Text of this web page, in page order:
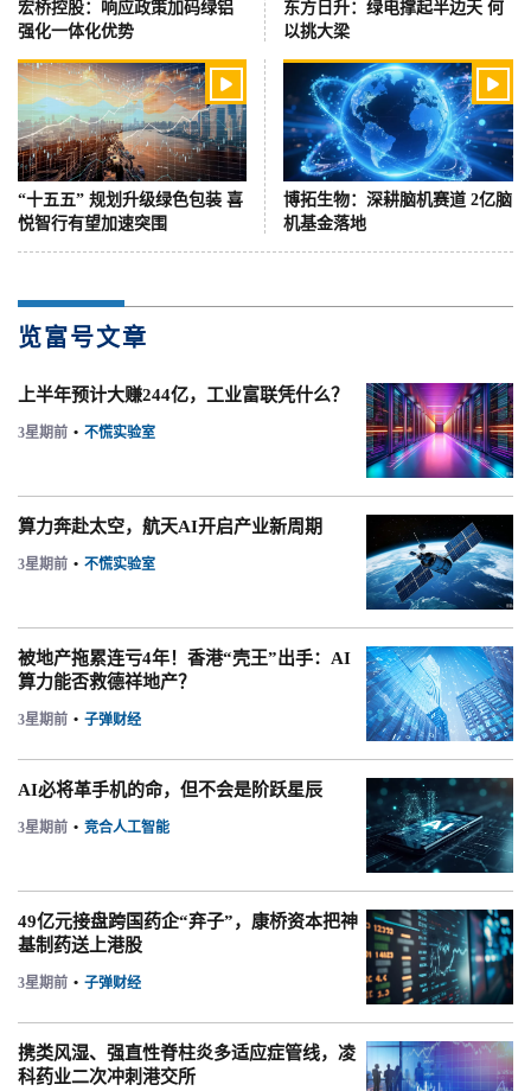
宏桥控股：响应政策加码绿铝
强化一体化优势
东方日升：绿电撑起半边天 何
以挑大梁

“十五五” 规划升级绿色包装 喜
悦智行有望加速突围

博拓生物：深耕脑机赛道 2亿脑
机基金落地
览富号文章
上半年预计大赚244亿，工业富联凭什么？
3星期前 • 不慌实验室
算力奔赴太空，航天AI开启产业新周期
3星期前 • 不慌实验室
被地产拖累连亏4年！香港“壳王”出手：AI
算力能否救德祥地产？
3星期前 • 子弹财经
AI必将革手机的命，但不会是阶跃星辰
3星期前 • 竞合人工智能
49亿元接盘跨国药企“弃子”，康桥资本把神
基制药送上港股
3星期前 • 子弹财经
携类风湿、强直性脊柱炎多适应症管线，凌
科药业二次冲刺港交所